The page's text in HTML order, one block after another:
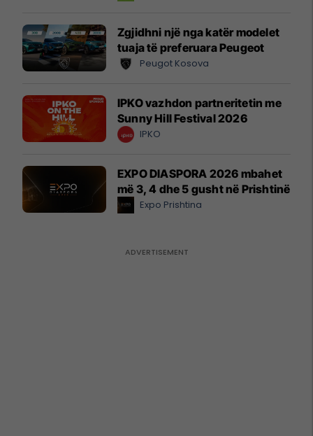
Zgjidhni një nga katër modelet
tuaja të preferuara Peugeot
Peugot Kosova
IPKO vazhdon partneritetin me
Sunny Hill Festival 2026
IPKO
EXPO DIASPORA 2026 mbahet
më 3, 4 dhe 5 gusht në Prishtinë
Expo Prishtina